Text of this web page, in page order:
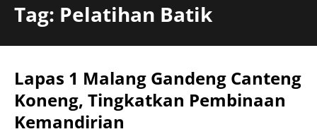
Tag: Pelatihan Batik
Lapas 1 Malang Gandeng Canteng
Koneng, Tingkatkan Pembinaan
Kemandirian